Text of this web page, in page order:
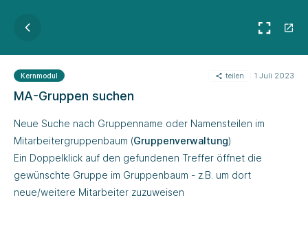
Kernmodul teilen 1 Juli 2023
MA-Gruppen suchen
Neue Suche nach Gruppenname oder Namensteilen im
Mitarbeitergruppenbaum (Gruppenverwaltung)
Ein Doppelklick auf den gefundenen Treffer öffnet die
gewünschte Gruppe im Gruppenbaum - z.B. um dort
neue/weitere Mitarbeiter zuzuweisen